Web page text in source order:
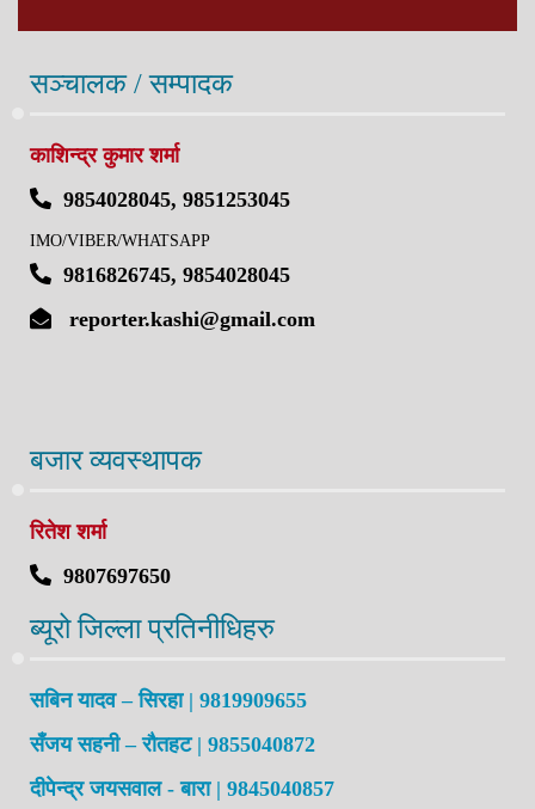
सञ्चालक / सम्पादक
काशिन्द्र कुमार शर्मा
9854028045, 9851253045
IMO/VIBER/WHATSAPP
9816826745, 9854028045
reporter.kashi@gmail.com
बजार व्यवस्थापक
रितेश शर्मा
9807697650
ब्यूरो जिल्ला प्रतिनीधिहरु
सबिन यादव – सिरहा | 9819909655
सँजय सहनी – रौतहट | 9855040872
दीपेन्द्र जयसवाल - बारा | 9845040857